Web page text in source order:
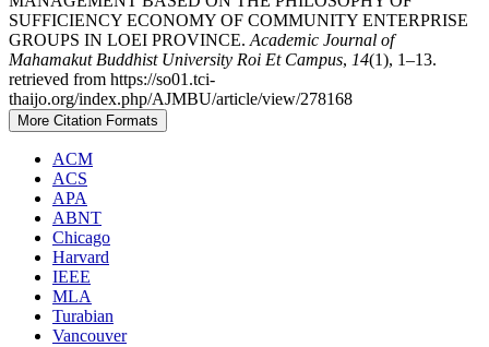
SUFFICIENCY ECONOMY OF COMMUNITY ENTERPRISE
GROUPS IN LOEI PROVINCE. Academic Journal of
Mahamakut Buddhist University Roi Et Campus, 14(1), 1–13.
retrieved from https://so01.tci-
thaijo.org/index.php/AJMBU/article/view/278168
More Citation Formats
ACM
ACS
APA
ABNT
Chicago
Harvard
IEEE
MLA
Turabian
Vancouver